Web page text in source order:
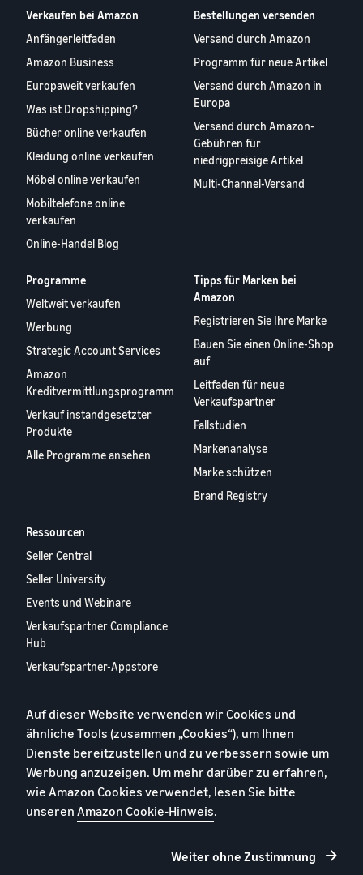
Verkaufen bei Amazon
Anfängerleitfaden
Amazon Business
Europaweit verkaufen
Was ist Dropshipping?
Bücher online verkaufen
Kleidung online verkaufen
Möbel online verkaufen
Mobiltelefone online
verkaufen
Online-Handel Blog
Bestellungen versenden
Versand durch Amazon
Programm für neue Artikel
Versand durch Amazon in
Europa
Versand durch Amazon-
Gebühren für
niedrigpreisige Artikel
Multi-Channel-Versand
Programme
Weltweit verkaufen
Werbung
Strategic Account Services
Amazon
Kreditvermittlungsprogramm
Verkauf instandgesetzter
Produkte
Alle Programme ansehen
Tipps für Marken bei
Amazon
Registrieren Sie Ihre Marke
Bauen Sie einen Online-Shop
auf
Leitfaden für neue
Verkaufspartner
Fallstudien
Markenanalyse
Marke schützen
Brand Registry
Ressourcen
Seller Central
Seller University
Events und Webinare
Verkaufspartner Compliance
Hub
Verkaufspartner-Appstore
Verkaufspartner-Bericht
Kontaktieren Sie uns
Cookies
Impressum
Auf dieser Website verwenden wir Cookies und
ähnliche Tools (zusammen „Cookies“), um Ihnen
Dienste bereitzustellen und zu verbessern sowie um
Werbung anzuzeigen. Um mehr darüber zu erfahren,
wie Amazon Cookies verwendet, lesen Sie bitte
unseren Amazon Cookie-Hinweis.
Weiter ohne Zustimmung